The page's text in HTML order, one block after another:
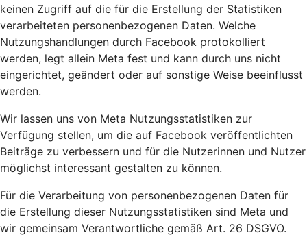
keinen Zugriff auf die für die Erstellung der Statistiken
verarbeiteten personenbezogenen Daten. Welche
Nutzungshandlungen durch Facebook protokolliert
werden, legt allein Meta fest und kann durch uns nicht
eingerichtet, geändert oder auf sonstige Weise beeinflusst
werden.
Wir lassen uns von Meta Nutzungsstatistiken zur
Verfügung stellen, um die auf Facebook veröffentlichten
Beiträge zu verbessern und für die Nutzerinnen und Nutzer
möglichst interessant gestalten zu können.
Für die Verarbeitung von personenbezogenen Daten für
die Erstellung dieser Nutzungsstatistiken sind Meta und
wir gemeinsam Verantwortliche gemäß Art. 26 DSGVO.